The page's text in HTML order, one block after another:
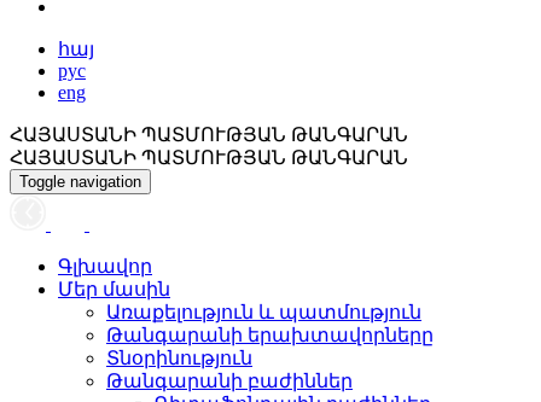
հայ
рус
eng
ՀԱՅԱՍՏԱՆԻ ՊԱՏՄՈՒԹՅԱՆ ԹԱՆԳԱՐԱՆ
ՀԱՅԱՍՏԱՆԻ ՊԱՏՄՈՒԹՅԱՆ ԹԱՆԳԱՐԱՆ
Toggle navigation
Գլխավոր
Մեր մասին
Առաքելություն և պատմություն
Թանգարանի երախտավորները
Տնօրինություն
Թանգարանի բաժիններ